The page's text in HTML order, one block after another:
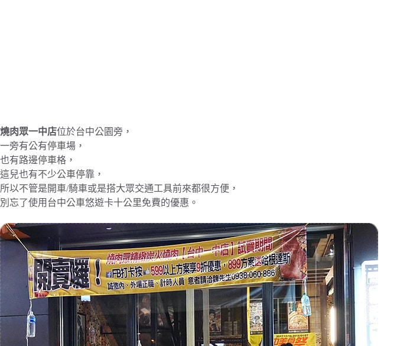
燒肉眾一中店位於台中公園旁，
一旁有公有停車場，
也有路邊停車格，
這兒也有不少公車停靠，
所以不管是開車/騎車或是搭大眾交通工具前來都很方便，
別忘了使用台中公車悠遊卡十公里免費的優惠。